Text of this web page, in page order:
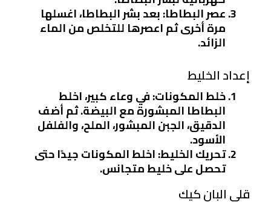
عصر البطاطا: بعد بشر البطاطا، اغسلها
مرة أخرى ثم اعصرها للتخلص من الماء
الزائد.
إعداد الخليط
خلط المكونات: في وعاء كبير، اخلط
البطاطا المبشورة مع البيضة. ثم أضف
الدقيق، الجبن المبشور، الملح، والفلفل
الأسود.
تحريك الخليط: اخلط المكونات جيدًا حتى
تحصل على خليط متجانس.
قلي البان كيك